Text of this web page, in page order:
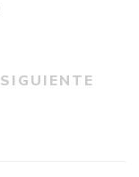
SIGUIENTE